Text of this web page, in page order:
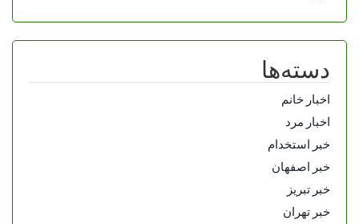
دسته‌ها
اخبار خانم
اخبار مرد
خبر استخدام
خبر اصفهان
خبر تبریز
خبر تهران